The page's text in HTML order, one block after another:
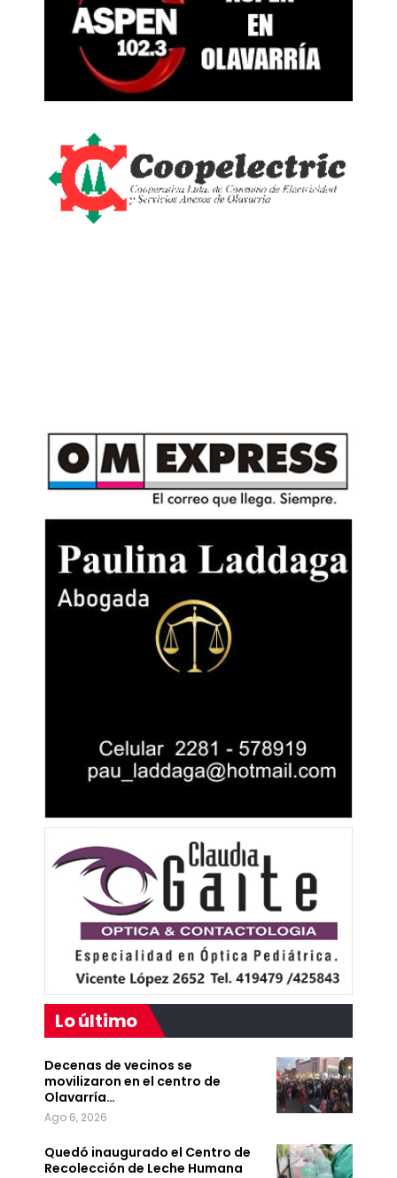
Lo último
Decenas de vecinos se
movilizaron en el centro de
Olavarría…
Ago 6, 2026
Quedó inaugurado el Centro de
Recolección de Leche Humana